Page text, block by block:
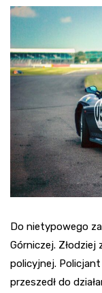
Do nietypowego
Górniczej.
policyjnej.
przeszedł do